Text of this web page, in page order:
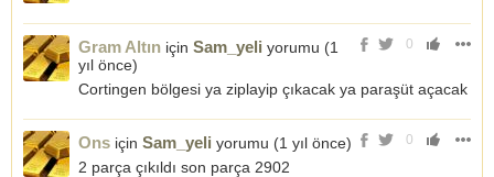
0
Gram Altın için Sam_yeli yorumu (1
yıl önce)
Cortingen bölgesi ya ziplayip çıkacak ya paraşüt açacak
0
Ons için Sam_yeli yorumu (1 yıl önce)
2 parça çıkıldı son parça 2902